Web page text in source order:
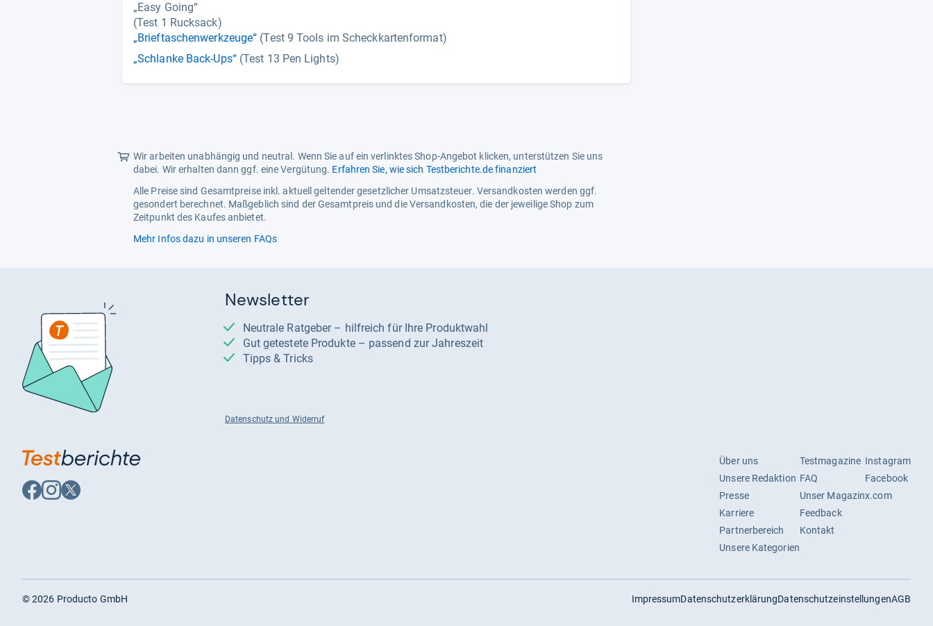
„Easy Going“
(Test 1 Rucksack)
„Brieftaschenwerkzeuge“ (Test 9 Tools im Scheckkartenformat)
„Schlanke Back-Ups“(Test 13 Pen Lights)
Wir arbeiten unabhängig und neutral. Wenn Sie auf ein verlinktes Shop-Angebot klicken, unterstützen Sie uns
dabei. Wir erhalten dann ggf. eine Vergütung. Erfahren Sie, wie sich Testberichte.de finanziert
Alle Preise sind Gesamtpreise inkl. aktuell geltender gesetzlicher Umsatzsteuer. Versandkosten werden ggf.
gesondert berechnet. Maßgeblich sind der Gesamtpreis und die Versandkosten, die der jeweilige Shop zum
Zeitpunkt des Kaufes anbietet.
Mehr Infos dazu in unseren FAQs
Newsletter
Neutrale Ratgeber – hilfreich für Ihre Produktwahl
Gut getestete Produkte – passend zur Jahreszeit
Tipps & Tricks
Datenschutz und Widerruf
Auf
Facebook
Auf
Instagram
Auf
X
Über uns
Unsere Redaktion
Presse
Karriere
Partnerbereich
Unsere Kategorien
Testmagazine
FAQ
Unser Magazin
Feedback
Kontakt
Instagram
Facebook
x.com
ImpressumDatenschutzerklärungDatenschutzeinstellungenAGB
©2026 Producto GmbH